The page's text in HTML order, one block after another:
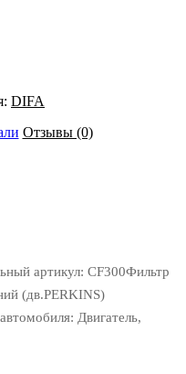
DIFA
Отзывы (0)
артикул: CF300Фильтр
(дв.PERKINS)
Двигатель,